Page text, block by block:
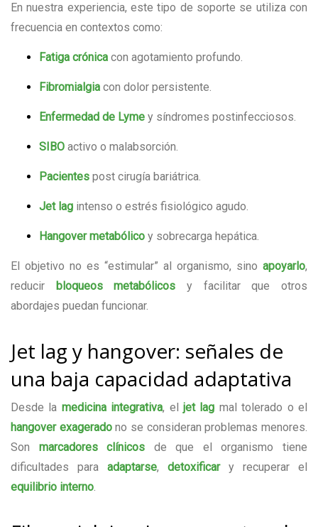
En nuestra experiencia, este tipo de soporte se utiliza con
frecuencia en contextos como:
Fatiga crónica con agotamiento profundo.
Fibromialgia con dolor persistente.
Enfermedad de Lyme y síndromes postinfecciosos.
SIBO activo o malabsorción.
Pacientes post cirugía bariátrica.
Jet lag intenso o estrés fisiológico agudo.
Hangover metabólico y sobrecarga hepática.
El objetivo no es “estimular” al organismo, sino apoyarlo,
reducir bloqueos metabólicos y facilitar que otros
abordajes puedan funcionar.
Jet lag y hangover: señales de
una baja capacidad adaptativa
Desde la medicina integrativa, eljet lag mal tolerado o el
hangover exageradono se consideran problemas menores.
Son marcadores clínicos de que el organismo tiene
dificultades para adaptarse, detoxificary recuperar el
equilibrio interno.